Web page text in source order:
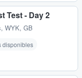
Test - Day 2
WYK, GB
disponibles